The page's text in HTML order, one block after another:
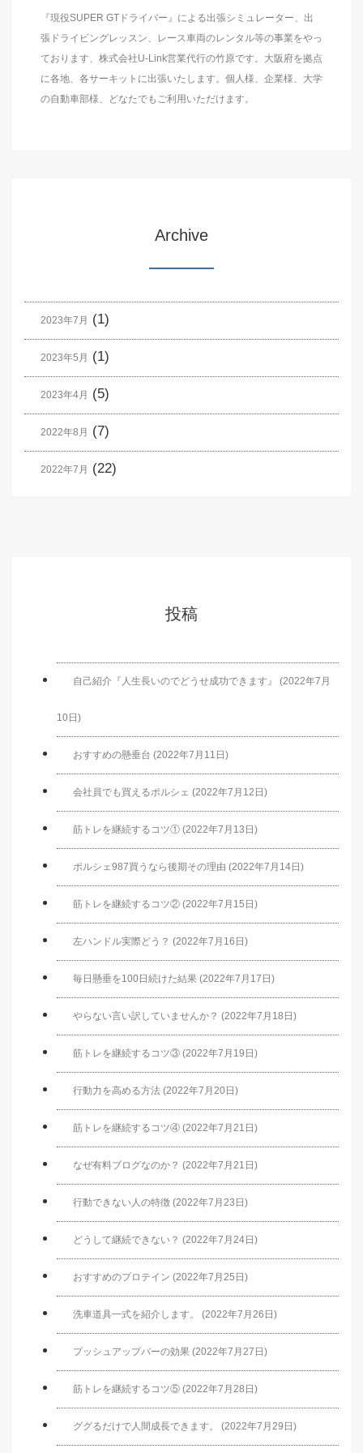
『現役SUPER GTドライバー』による出張シミュレーター、出
張ドライビングレッスン、レース車両のレンタル等の事業をやっ
ております、株式会社U-Link営業代行の竹原です。大阪府を拠点
に各地、各サーキットに出張いたします。個人様、企業様、大学
の自動車部様、どなたでもご利用いただけます。
Archive
2023年7月 (1)
2023年5月 (1)
2023年4月 (5)
2022年8月 (7)
2022年7月 (22)
投稿
自己紹介『人生長いのでどうせ成功できます』 (2022年7月
10日)
おすすめの懸垂台 (2022年7月11日)
会社員でも買えるポルシェ (2022年7月12日)
筋トレを継続するコツ① (2022年7月13日)
ポルシェ987買うなら後期その理由 (2022年7月14日)
筋トレを継続するコツ② (2022年7月15日)
左ハンドル実際どう？ (2022年7月16日)
毎日懸垂を100日続けた結果 (2022年7月17日)
やらない言い訳していませんか？ (2022年7月18日)
筋トレを継続するコツ③ (2022年7月19日)
行動力を高める方法 (2022年7月20日)
筋トレを継続するコツ④ (2022年7月21日)
なぜ有料ブログなのか？ (2022年7月21日)
行動できない人の特徴 (2022年7月23日)
どうして継続できない？ (2022年7月24日)
おすすめのプロテイン (2022年7月25日)
洗車道具一式を紹介します。 (2022年7月26日)
プッシュアップバーの効果 (2022年7月27日)
筋トレを継続するコツ⑤ (2022年7月28日)
ググるだけで人間成長できます。 (2022年7月29日)